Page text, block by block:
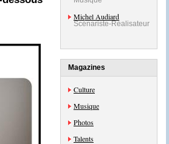
Michel Audiard
Scénariste-Réalisateur
Magazines
Culture
Musique
Photos
Talents